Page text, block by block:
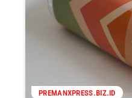
PREMANXPRESS.BIZ.ID